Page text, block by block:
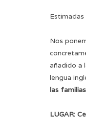
Estimadas
Nos
añadido a
lengua
las
LUGAR: